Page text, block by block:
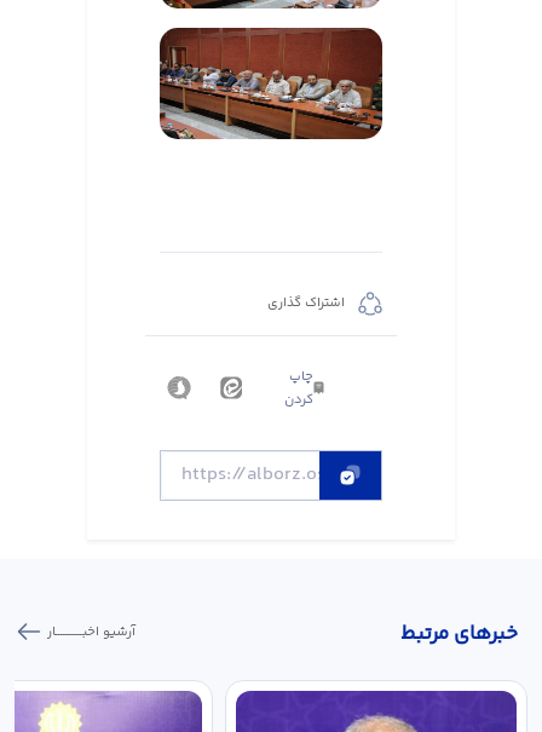
اشتراک گذاری
چاپ
کردن
خبر‌های مرتبط آرشیو اخبـــــــــــار